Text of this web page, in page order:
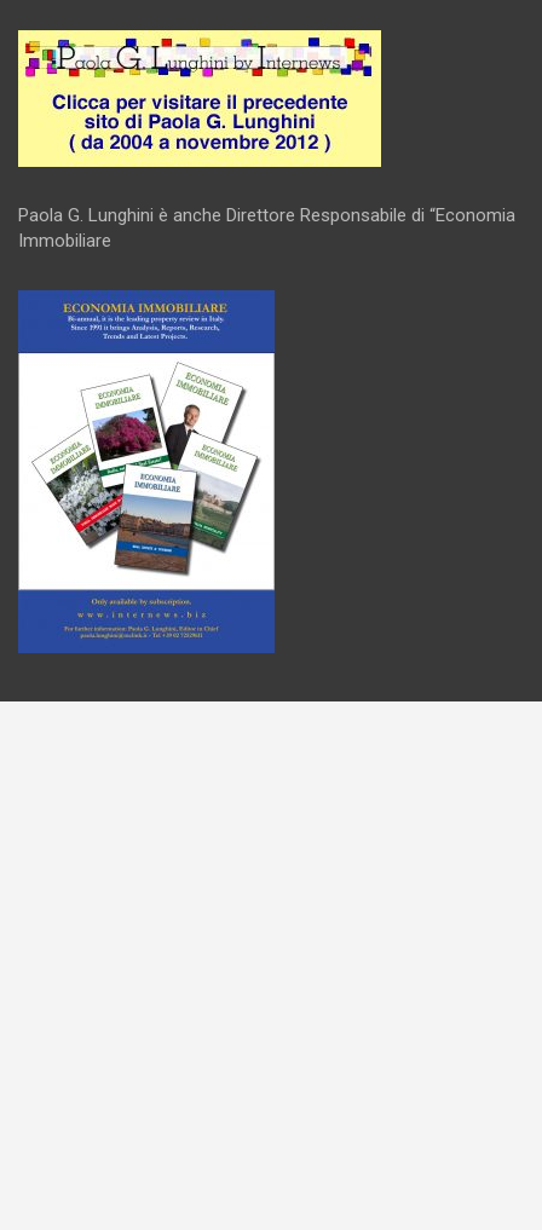
Paola G. Lunghini è anche Direttore Responsabile di “Economia
Immobiliare